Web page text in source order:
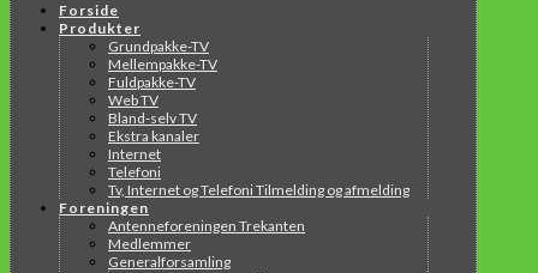
Forside
Produkter
Grundpakke-TV
Mellempakke-TV
Fuldpakke-TV
Web TV
Bland-selv TV
Ekstra kanaler
Internet
Telefoni
Tv, Internet og Telefoni Tilmelding og afmelding
Foreningen
Antenneforeningen Trekanten
Medlemmer
Generalforsamling